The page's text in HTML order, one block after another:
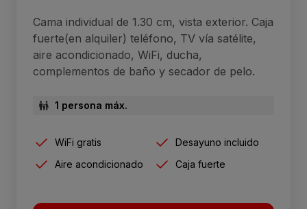
Cama individual de 1.30 cm, vista exterior. Caja
fuerte(en alquiler) teléfono, TV vía satélite,
aire acondicionado, WiFi, ducha,
complementos de baño y secador de pelo.
1 persona máx.
WiFi gratis
Desayuno incluido
Aire acondicionado
Caja fuerte